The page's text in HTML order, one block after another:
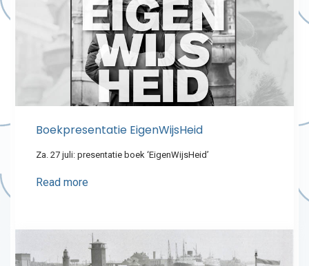
Boekpresentatie EigenWijsHeid
Za. 27 juli: presentatie boek ‘EigenWijsHeid’
Read more